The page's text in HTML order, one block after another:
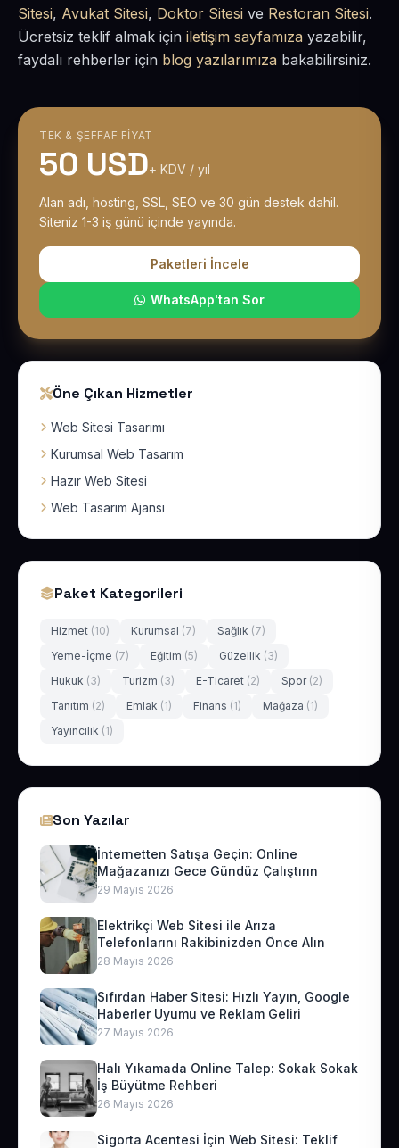
Sitesi, Avukat Sitesi, Doktor Sitesi ve Restoran Sitesi.
Ücretsiz teklif almak için iletişim sayfamıza yazabilir,
faydalı rehberler için blog yazılarımıza bakabilirsiniz.
TEK & ŞEFFAF FIYAT
50 USD+ KDV / yıl
Alan adı, hosting, SSL, SEO ve 30 gün destek dahil.
Siteniz 1-3 iş günü içinde yayında.
Paketleri İncele
WhatsApp'tan Sor
Öne Çıkan Hizmetler
Web Sitesi Tasarımı
Kurumsal Web Tasarım
Hazır Web Sitesi
Web Tasarım Ajansı
Paket Kategorileri
Hizmet (10) Kurumsal (7) Sağlık (7)
Yeme-İçme (7) Eğitim (5) Güzellik (3)
Hukuk (3) Turizm (3) E-Ticaret (2) Spor (2)
Tanıtım (2) Emlak (1) Finans (1) Mağaza (1)
Yayıncılık (1)
Son Yazılar
İnternetten Satışa Geçin: Online
Mağazanızı Gece Gündüz Çalıştırın
29 Mayıs 2026
Elektrikçi Web Sitesi ile Arıza
Telefonlarını Rakibinizden Önce Alın
28 Mayıs 2026
Sıfırdan Haber Sitesi: Hızlı Yayın, Google
Haberler Uyumu ve Reklam Geliri
27 Mayıs 2026
Halı Yıkamada Online Talep: Sokak Sokak
İş Büyütme Rehberi
26 Mayıs 2026
Sigorta Acentesi İçin Web Sitesi: Teklif